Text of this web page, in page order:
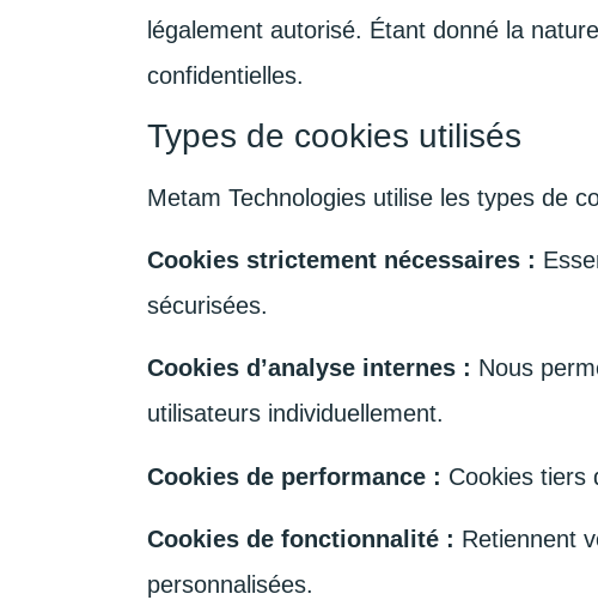
légalement autorisé. Étant donné la
confidentielles.
Types de cookies utilisés
Metam Technologies utilise les types de
Cookies strictement nécessaires :
sécurisées.
Cookies d’analyse internes : Nous
utilisateurs individuellement.
Cookies de performance : Cookies tiers
Cookies de fonctionnalité : Retiennent
personnalisées.